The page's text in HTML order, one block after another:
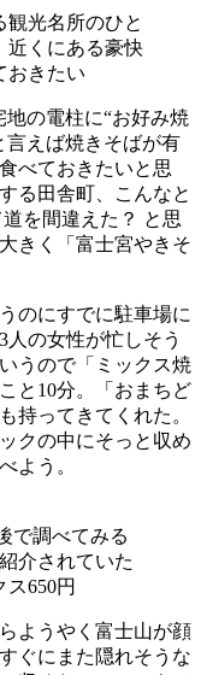
観光名所のひと
近くにある豪快
おきたい
の電柱に“お好み焼
えば焼きそばが有
べておきたいと思
る田舎町、こんなと
を間違えた？ と思
きく「富士宮やきそ
のにすでに駐車場に
の女性が忙しそう
うので「ミックス焼
と10分。「おまちど
持ってきてくれた。
クの中にそっと収め
よう。
で調べてみる
介されていた
650円
ようやく富士山が顔
ぐにまた隠れそうな